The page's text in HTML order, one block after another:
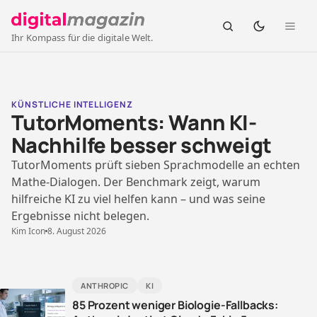
Ihr Kompass für die digitale Welt.
magazin.de
—
Ihr
Kompass
die
KÜNSTLICHE INTELLIGENZ
TutorMoments: Wann KI-
Nachhilfe besser schweigt
TutorMoments prüft sieben Sprachmodelle an echten
Mathe-Dialogen. Der Benchmark zeigt, warum
hilfreiche KI zu viel helfen kann – und was seine
Ergebnisse nicht belegen.
Kim Icon8. August 2026
ANTHROPIC KI
85 Prozent weniger Biologie-Fallbacks: